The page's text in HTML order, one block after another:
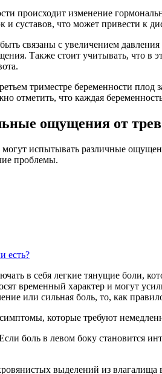
происходит изменение
и суставов, что может привести к
связаны с увеличением
Также стоит учитывать, что в
триместре беременности
отметить, что каждая
ощущения от
испытывать различные
проблемы.
есть?
в себя легкие тянущие боли,
временный характер и могут
или сильная боль, то, как
которые требуют
боль в левом боку становится
выделений из